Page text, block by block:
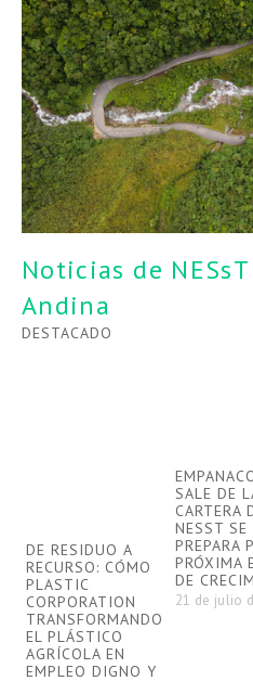
Noticias de
Andina
DESTACADO
DE RESIDUO A
RECURSO: CÓMO
PLASTIC
CORPORATION
TRANSFORMANDO
EL PLÁSTICO
AGRÍCOLA EN
EMPLEO DIGNO Y
SALE DE
CARTERA
NESST SE
PREPARA
PRÓXIMA
DE
21 de julio